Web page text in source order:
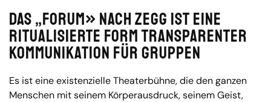
Das „Forum» nach ZEGG ist eine
ritualisierte Form transparenter
Kommunikation für Gruppen
Es ist eine existenzielle Theaterbühne, die den ganzen
Menschen mit seinem Körperausdruck, seinem Geist,